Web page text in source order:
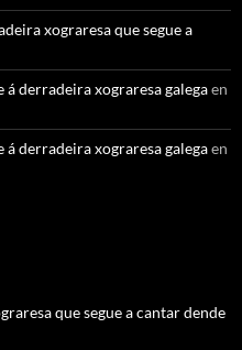
xograresa que segue a
derradeira xograresa galegaen
derradeira xograresa galegaen
que segue a cantar dende